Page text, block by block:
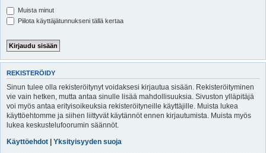
Muista minut
Piilota käyttäjätunnukseni tällä kertaa
REKISTERÖIDY
Sinun tulee olla rekisteröitynyt voidaksesi kirjautua sisään. Rekisteröityminen
vie vain hetken, mutta antaa sinulle lisää mahdollisuuksia. Sivuston ylläpitäjä
voi myös antaa erityisoikeuksia rekisteröityneille käyttäjille. Muista lukea
käyttöehtomme ja siihen liittyvät käytännöt ennen kirjautumista. Muista myös
lukea keskustelufoorumin säännöt.
Käyttöehdot | Yksityisyyden suoja